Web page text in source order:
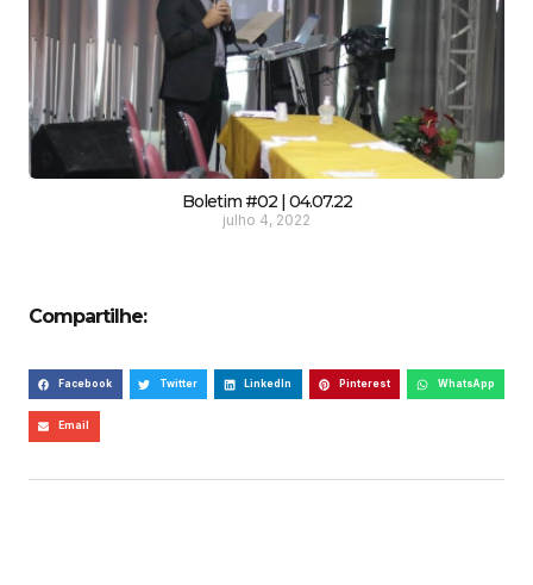
Boletim #02 | 04.07.22
julho 4, 2022
Compartilhe:
Facebook Twitter LinkedIn Pinterest WhatsApp
Email